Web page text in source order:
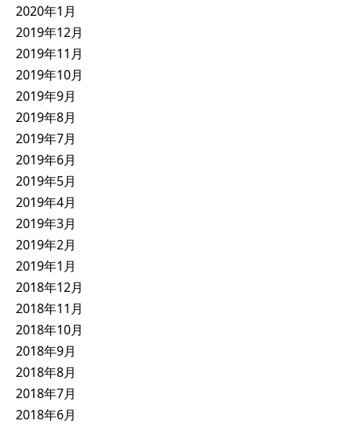
2020年1月
2019年12月
2019年11月
2019年10月
2019年9月
2019年8月
2019年7月
2019年6月
2019年5月
2019年4月
2019年3月
2019年2月
2019年1月
2018年12月
2018年11月
2018年10月
2018年9月
2018年8月
2018年7月
2018年6月